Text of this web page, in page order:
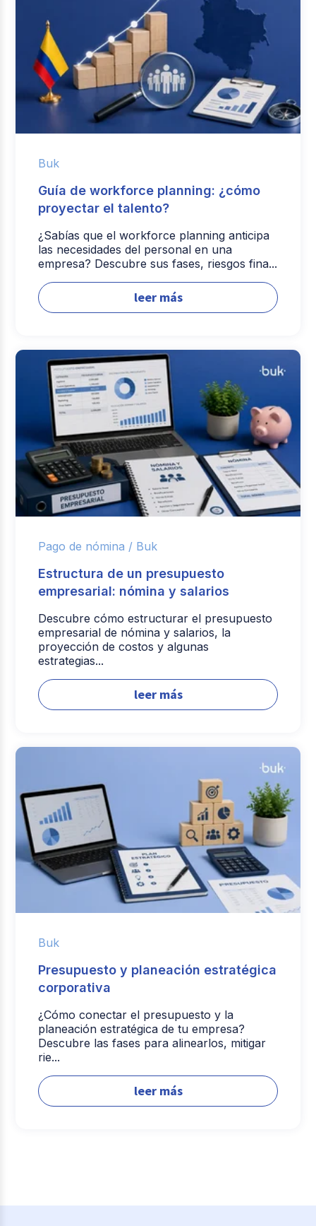
Buk
Guía de workforce planning: ¿cómo
proyectar el talento?
¿Sabías que el workforce planning anticipa
las necesidades del personal en una
empresa? Descubre sus fases, riesgos fina...
leer más
Pago de nómina / Buk
Estructura de un presupuesto
empresarial: nómina y salarios
Descubre cómo estructurar el presupuesto
empresarial de nómina y salarios, la
proyección de costos y algunas
estrategias...
leer más
Buk
Presupuesto y planeación estratégica
corporativa
¿Cómo conectar el presupuesto y la
planeación estratégica de tu empresa?
Descubre las fases para alinearlos, mitigar
rie...
leer más